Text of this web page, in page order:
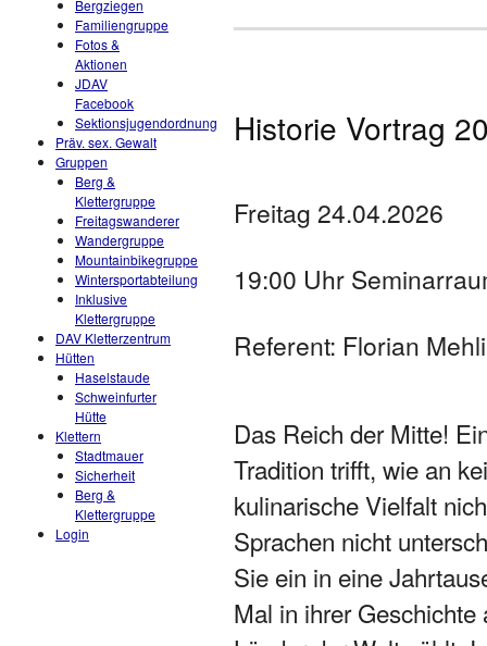
Bergziegen
Familiengruppe
Fotos &
Aktionen
JDAV
Facebook
Sektionsjugendordnung
Präv. sex. Gewalt
Gruppen
Berg &
Klettergruppe
Freitagswanderer
Wandergruppe
Mountainbikegruppe
Wintersportabteilung
Inklusive
Klettergruppe
DAV Kletterzentrum
Hütten
Haselstaude
Schweinfurter
Hütte
Klettern
Stadtmauer
Sicherheit
Berg &
Klettergruppe
Login
Historie Vortrag
Freitag 24.04.2026
19:00 Uhr
Referent: Florian
Das Reich der Mitte!
Tradition trifft, wie an
kulinarische Vielfalt
Sprachen nicht
Sie ein in eine
Mal in ihrer